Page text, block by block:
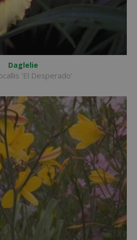
Daglelie
'El Desperado'